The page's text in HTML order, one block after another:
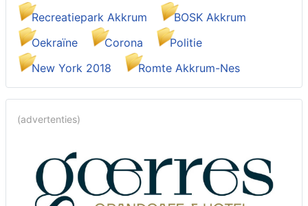
Recreatiepark Akkrum
BOSK Akkrum
Oekraïne
Corona
Politie
New York 2018
Romte Akkrum-Nes
(advertenties)